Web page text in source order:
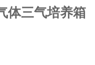
体三气培养箱